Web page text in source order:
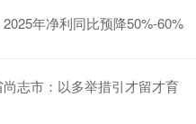
年净利同比预降50%-60%
志市：以多举措引才留才育